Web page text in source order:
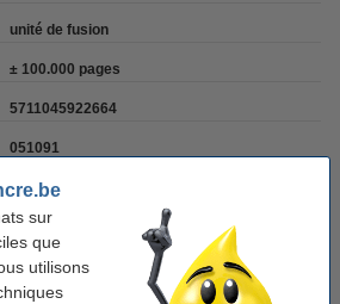
sur
que
utilisons
unité de fusion
± 100.000 pages
5711045922664
051091
LR2233001
est une pièce de rechange. Nous vous
changer cet article par un monteur.